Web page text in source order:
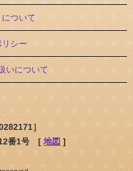
ついて
シー
いについて
］
12番1号 [ 地図 ]